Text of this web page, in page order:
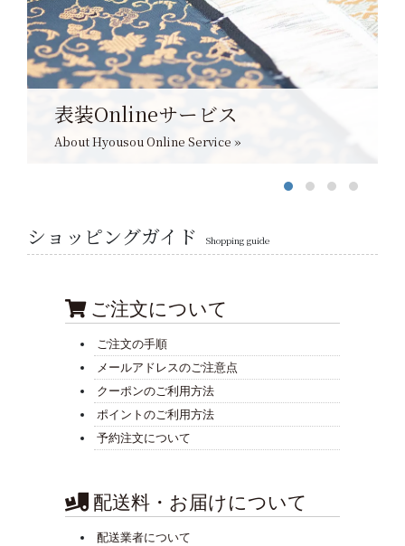
表装Onlineサービス
About Hyousou Online Service »
ショッピングガイド Shopping guide
ご注文について
ご注文の手順
メールアドレスのご注意点
クーポンのご利用方法
ポイントのご利用方法
予約注文について
配送料・お届けについて
配送業者について